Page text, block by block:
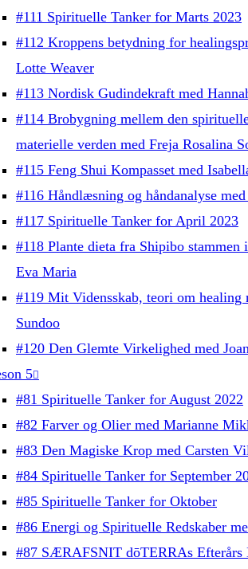
#111 Spirituelle Tanker for Marts 2023
#112 Kroppens betydning for
Lotte Weaver
#113 Nordisk Gudindekraft med
#114 Brobygning mellem den
materielle verden med Freja Rosalina
#115 Feng Shui Kompasset med
#116 Håndlæsning og håndanalyse
#117 Spirituelle Tanker for April 2023
#118 Plante dieta fra Shipibo stammen
Eva Maria
#119 Mit Vidensskab, teori om healing
Sundoo
#120 Den Glemte Virkelighed med
5
#81 Spirituelle Tanker for August 2022
#82 Farver og Olier med Marianne
#83 Den Magiske Krop med Carsten
#84 Spirituelle Tanker for September
#85 Spirituelle Tanker for Oktober
#86 Energi og Spirituelle Redskaber
#87 SÆRAFSNIT dōTERRAs Efterårs